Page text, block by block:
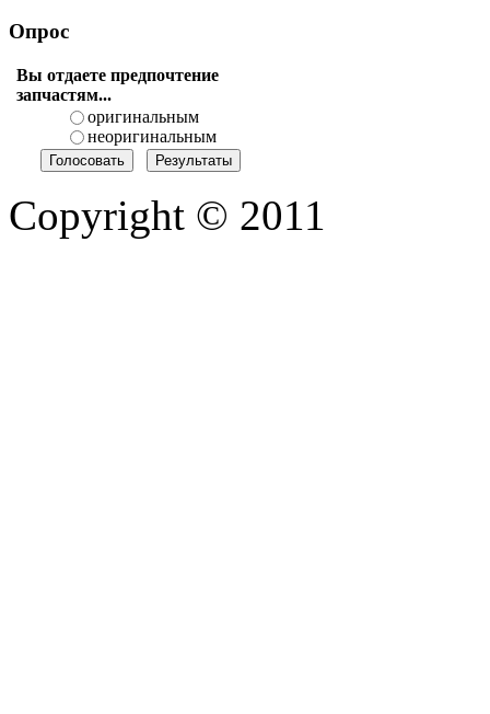
Опрос
Вы отдаете предпочтение
запчастям...
оригинальным
неоригинальным
Copyright © 2011